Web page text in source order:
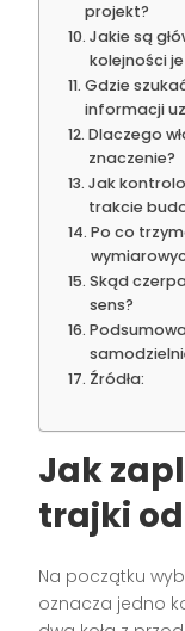
projekt?
Jakie są
kolejności
Gdzie
informacji
Dlaczego
znaczenie?
Jak
trakcie
Po co
Skąd
sens?
Źródła:
Jak
trajki
Na początku
oznacza jedno